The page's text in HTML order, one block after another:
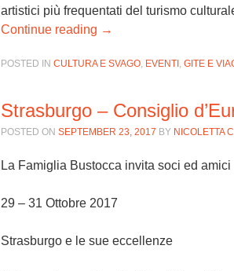
artistici più frequentati del turismo
Continue reading →
POSTED IN CULTURA E SVAGO, EVENTI , GITE E
Strasburgo – Consiglio
POSTED ON SEPTEMBER 23, 2017 BY NICOLETTA
La Famiglia Bustocca invita soci ed
29 – 31 Ottobre 2017
Strasburgo e le sue eccellenze